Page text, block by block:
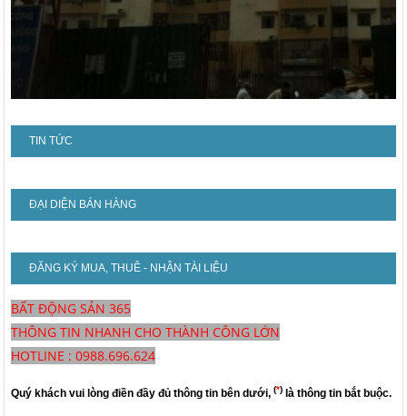
TIN TỨC
ĐẠI DIỆN BÁN HÀNG
ĐĂNG KÝ MUA, THUÊ - NHẬN TÀI LIỆU
BẤT ĐỘNG SẢN 365
THÔNG TIN NHANH CHO THÀNH CÔNG LỚN
HOTLINE : 0988.696.624
Quý khách vui lòng điền đầy đủ thông tin bên dưới,(*) là thông tin bắt buộc.